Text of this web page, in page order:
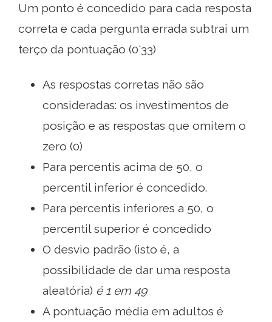
Um ponto é concedido para cada resposta
correta e cada pergunta errada subtrai um
terço da pontuação (0'33)
As respostas corretas não são
consideradas: os investimentos de
posição e as respostas que omitem o
zero (0)
Para percentis acima de 50, o
percentil inferior é concedido.
Para percentis inferiores a 50, o
percentil superior é concedido
O desvio padrão (isto é, a
possibilidade de dar uma resposta
aleatória) é 1 em 49
A pontuação média em adultos é